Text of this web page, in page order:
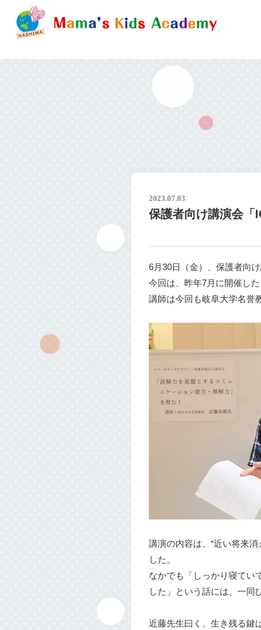
2023.07.03
保護者向け講演会
6月30日（金）、保護者向
今回は、昨年7月に開催し
講師は今回も岐阜大学名誉
講演の内容は、“近い将来
した。
なかでも「しっかり寝てい
した」という話には、一同
近藤先生曰く、生き残る鍵